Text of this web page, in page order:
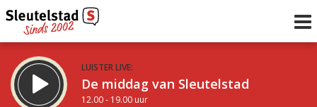
LUISTER LIVE:
De middag van Sleutelstad
12.00 - 19.00 uur